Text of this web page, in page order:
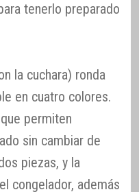
tenerlo preparado
la cuchara) ronda
en cuatro colores.
permiten
sin cambiar de
piezas, y la
congelador, además